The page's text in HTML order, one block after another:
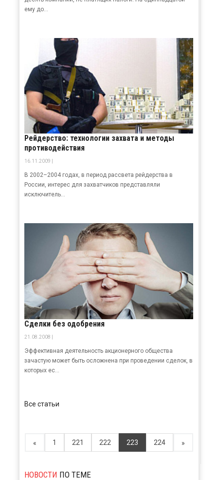
ему до...
Рейдерство: технологии захвата и методы
противодействия
16.11.2009 |
В 2002–2004 годах, в период рассвета рейдерства в
России, интерес для захватчиков представляли
исключитель...
Сделки без одобрения
21.08.2008 |
Эффективная деятельность акционерного общества
зачастую может быть осложнена при проведении сделок, в
которых ес...
Все статьи
« 1 221 222 223 224 »
НОВОСТИ ПО ТЕМЕ